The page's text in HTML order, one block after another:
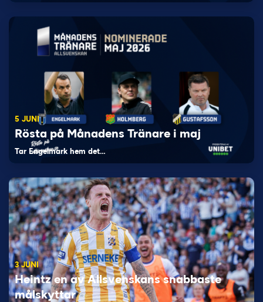
5 JUNI
Rösta på Månadens Tränare i maj
Tar Engelmark hem det…
3 JUNI
Heintz en av Allsvenskans snabbaste
målskyttar